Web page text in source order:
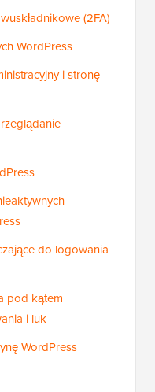
(2FA)
WordPress
i stronę
do logowania
pod kątem
i luk
WordPress